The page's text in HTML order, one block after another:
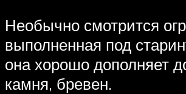
Необычно смотрится
выполненная под
она хорошо дополняет
камня, бревен.